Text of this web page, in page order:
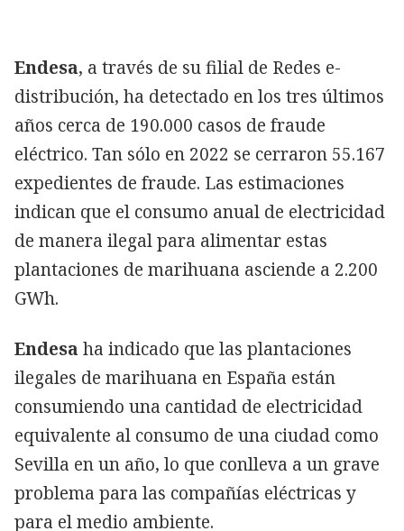
Endesa, a través de su filial de Redes e-
distribución, ha detectado en los tres últimos
años cerca de 190.000 casos de fraude
eléctrico. Tan sólo en 2022 se cerraron 55.167
expedientes de fraude. Las estimaciones
indican que el consumo anual de electricidad
de manera ilegal para alimentar estas
plantaciones de marihuana asciende a 2.200
GWh.
Endesa ha indicado que las plantaciones
ilegales de marihuana en España están
consumiendo una cantidad de electricidad
equivalente al consumo de una ciudad como
Sevilla en un año, lo que conlleva a un grave
problema para las compañías eléctricas y
para el medio ambiente.